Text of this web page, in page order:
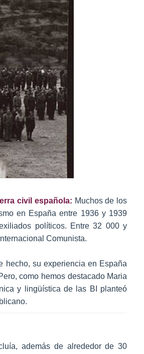
civil española: Muchos de los
en España entre 1936 y 1939
políticos. Entre 32 000 y
Comunista.
hecho, su experiencia en España
como hemos destacado Maria
y lingüística de las BI planteó
además de alrededor de 30